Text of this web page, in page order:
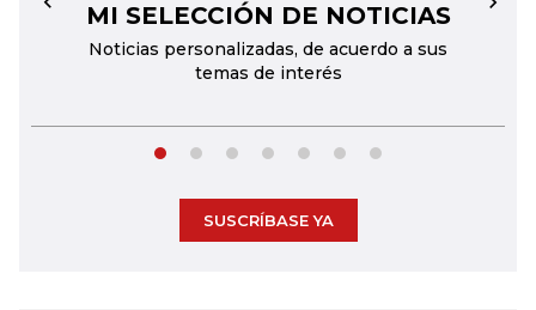
MI SELECCIÓN DE NOTICIAS
Noticias personalizadas, de acuerdo a sus
temas de interés
← →
SUSCRÍBASE YA